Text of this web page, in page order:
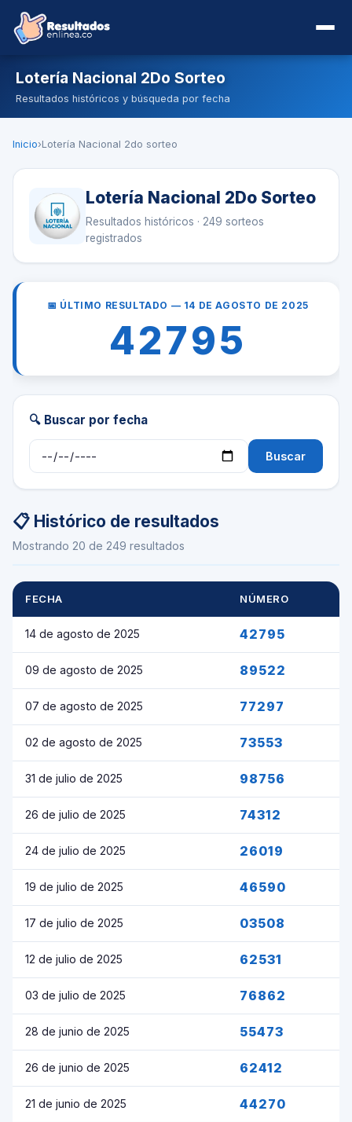
Lotería Nacional 2Do Sorteo
Resultados históricos y búsqueda por fecha
Inicio›Lotería Nacional 2do sorteo
Lotería Nacional 2Do Sorteo
Resultados históricos · 249 sorteos
registrados
📅 ÚLTIMO RESULTADO — 14 DE AGOSTO DE 2025
42795
🔍 Buscar por fecha
Buscar
📋 Histórico de resultados
Mostrando 20 de 249 resultados
FECHA NÚMERO
14 de agosto de 2025 42795
09 de agosto de 2025 89522
07 de agosto de 2025 77297
02 de agosto de 2025 73553
31 de julio de 2025 98756
26 de julio de 2025 74312
24 de julio de 2025 26019
19 de julio de 2025 46590
17 de julio de 2025 03508
12 de julio de 2025 62531
03 de julio de 2025 76862
28 de junio de 2025 55473
26 de junio de 2025 62412
21 de junio de 2025 44270